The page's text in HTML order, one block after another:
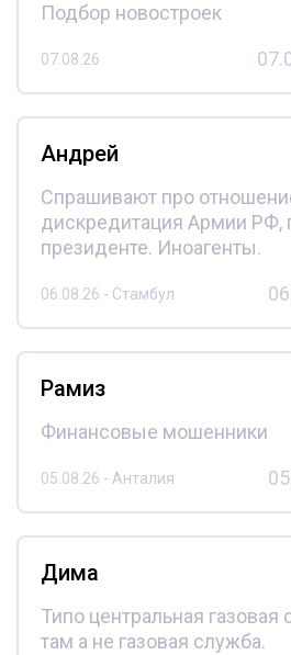
Подбор новостроек
07.08.26
Андрей
Спрашивают про
дискредитация Армии РФ,
президенте. Иноагенты.
06.08.26 - Стамбул
Рамиз
Финансовые мошенники
05.08.26 - Анталия
Дима
Типо центральная
там а не газовая служба.